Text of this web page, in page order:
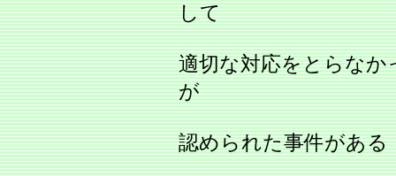
して
適切な対応をとらなか
が
認められた事件がある